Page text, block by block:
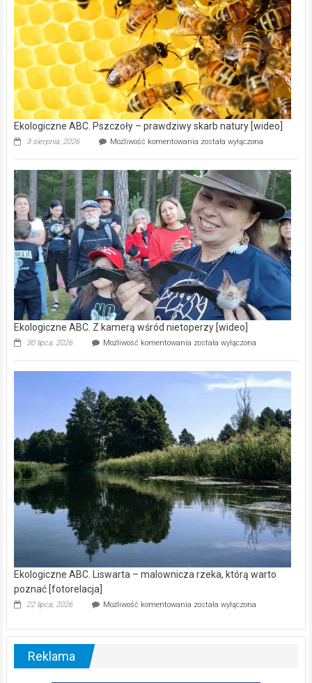
prawdziwy
skarb
natury
[wideo]
Ekologiczne ABC. Z kamerą wśród nietoperzy [wideo]
Ekologiczne
ABC.
Z
kamerą
wśród
nietoperzy
[wideo]
Ekologiczne ABC. Liswarta – malownicza rzeka, którą warto
poznać [fotorelacja]
22 lipca, 2026 Możliwość komentowania
Ekologiczne
ABC.
Liswarta
–
malownicza
rzeka,
którą
warto
poznać
została wyłączona
Reklama